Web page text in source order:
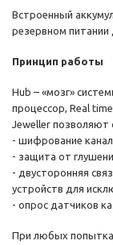
Встроенный
резервном питании
Принцип работы
Hub – «мозг»
процессор, Real
Jeweller позволяют
- шифрование
- защита от
- двусторонняя
устройств для
- опрос датчиков
При любых